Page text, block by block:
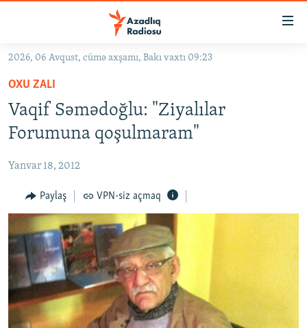
Əsas
qayıt
Əsas
naviqasiyaya
qayıt
#İZAHLA
KORRUPSIOMETR
FƏRQƏ BAX
QANUNI DOĞRU
ARAŞDIRMA
MULTIMEDIA
VIDEO
FOTOQALEREYA
İNFOQRAFIKA
RADIO ARXIV
OXU ZALI
AZƏRBAYCAN ƏDƏBIYYATI KITABXANASI
HAQQIMIZDA
MISSIYAMIZ
2026, 06 Avqust, cümə axşamı, Bakı vaxtı 09:23
OXU ZALI
Vaqif Səmədoğlu: "Ziyalılar
Forumuna qoşulmaram"
Yanvar 18, 2012
Paylaş VPN-siz açmaq